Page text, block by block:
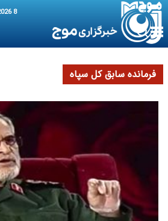
8 August 2026
فرمانده سابق کل سپاه